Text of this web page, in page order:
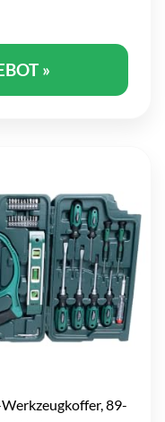
»
89-